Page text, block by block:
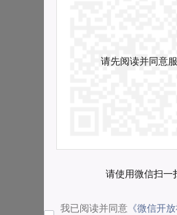
请先阅读并同意
请使用微信扫一
我已阅读并同意 《微信开